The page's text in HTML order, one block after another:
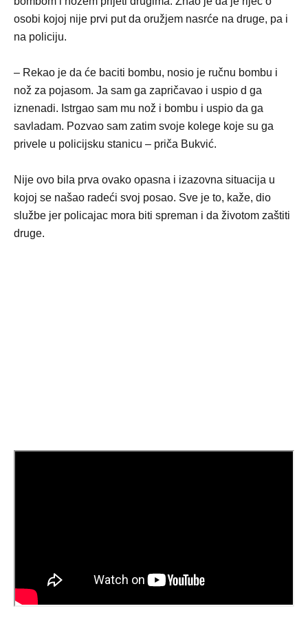
osobi kojoj nije prvi put da oružjem nasrće na druge, pa i
na policiju.
– Rekao je da će baciti bombu, nosio je ručnu bombu i
nož za pojasom. Јa sam ga zapričavao i uspio d ga
iznenadi. Istrgao sam mu nož i bombu i uspio da ga
savladam. Pozvao sam zatim svoje kolege koje su ga
privele u policijsku stanicu – priča Bukvić.
Nije ovo bila prva ovako opasna i izazovna situacija u
kojoj se našao radeći svoj posao. Sve je to, kaže, dio
službe jer policajac mora biti spreman i da životom zaštiti
druge.